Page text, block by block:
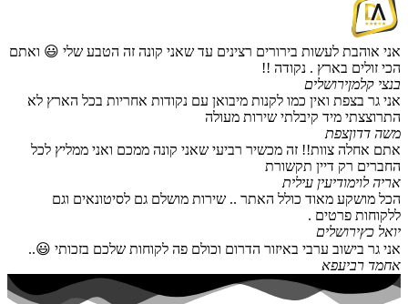
בעמוד
המוצר
אני אוהבת לעשות בירורים רצינים עד שאני קונה זה הטבע שלי 😃 ואתם
הכי זולים בארץ . נקודה !!
בנצי קלמןירושלים
אני גר בצפת ואין כמו לקנות מיבואן עם נקודות אחריות בכל הארץ לא
התרוצצתי מיד קיבלתי שירות מעולה
משה דדוןצפת
אתם אחלה צוות!! זה מכשיר רביעי שאני קונה ממכם ואני ממליץ לכל
החברים רק דיין תקשורת
אריה לוימודיעין עילית
הכל מושקע מאוד כולל האתר .. שירות מושלם גם לסיטונאים וגם
ללקוחות פרטים .
יואל כץירושלים
אני גר בישוב ערבי באיזור הדרום וכולם פה לקוחות שלכם בזכותי 😃..
אחמד רביעפא